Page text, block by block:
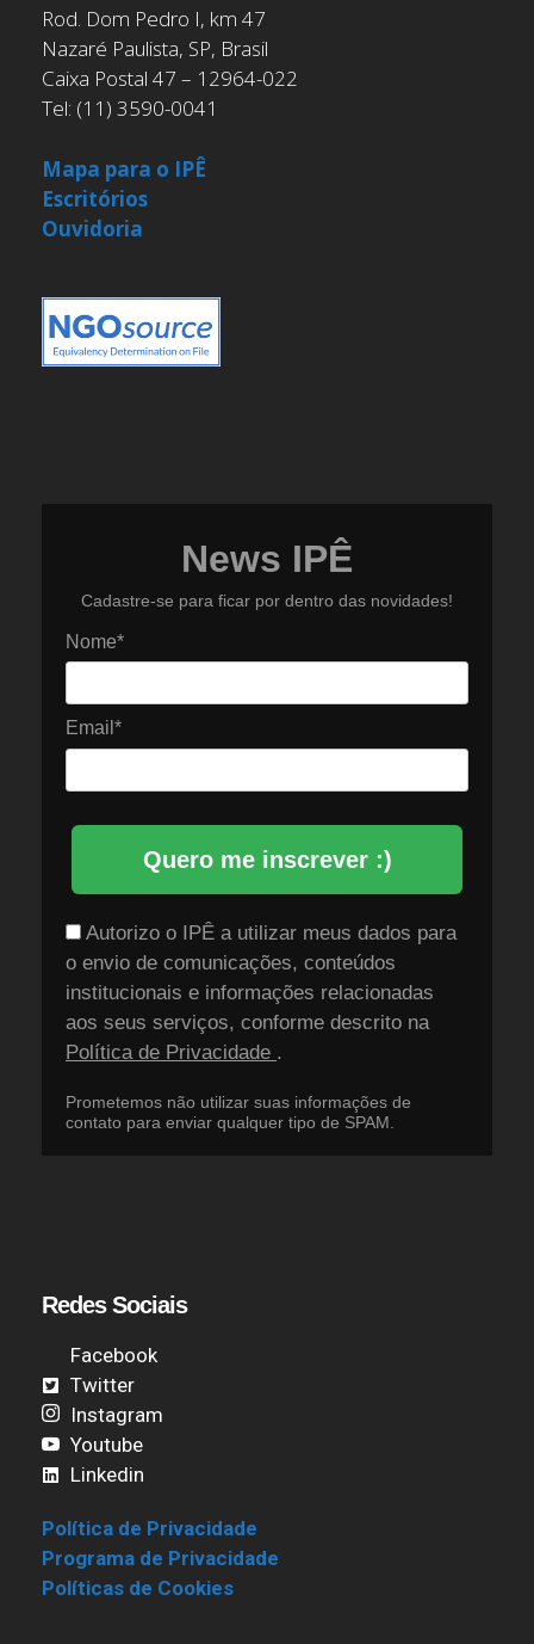
Rod. Dom Pedro I, km 47
Nazaré Paulista, SP, Brasil
Caixa Postal 47 – 12964-022
Tel: (11) 3590-0041
Mapa para o IPÊ
Escritórios
Ouvidoria
News IPÊ
Cadastre-se para ficar por dentro das novidades!
Nome*
Email*
Quero me inscrever :)
Autorizo o IPÊ a utilizar meus dados para
o envio de comunicações, conteúdos
institucionais e informações relacionadas
aos seus serviços, conforme descrito na
Política de Privacidade .
Prometemos não utilizar suas informações de
contato para enviar qualquer tipo de SPAM.
Redes Sociais
Facebook
Twitter
Instagram
Youtube
Linkedin
Política de Privacidade
Programa de Privacidade
Políticas de Cookies